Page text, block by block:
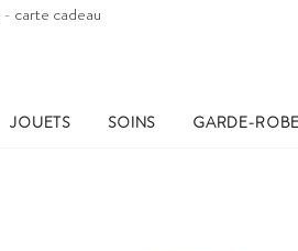
- carte cadeau
JOUETS SOINS GARDE-ROBE